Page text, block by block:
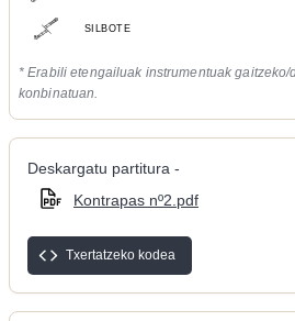
SILBOTE
* Erabili etengailuak instrumentuak
konbinatuan.
Deskargatu partitura -
Kontrapas nº2.pdf
Txertatzeko kodea